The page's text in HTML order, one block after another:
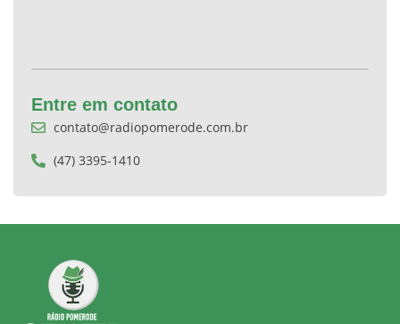
Entre em contato
contato@radiopomerode.com.br
(47) 3395-1410